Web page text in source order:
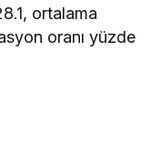
ortalama
oranı yüzde